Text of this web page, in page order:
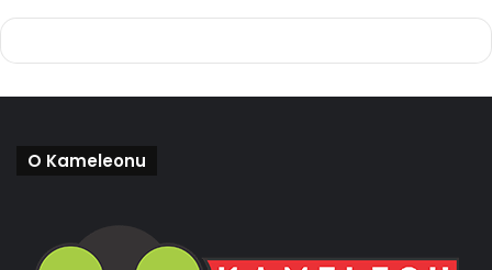
O Kameleonu